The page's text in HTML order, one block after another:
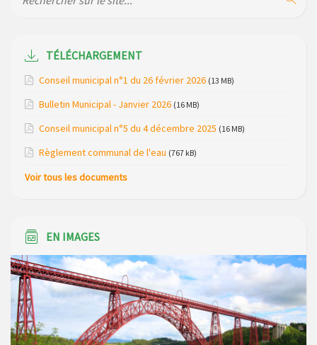
du mois de avril 2026
bungalows bois, ses chalets et sa piscine
Réunion d’installation du nouveau conseil municipal à
Campagne de collecte des plastiques agricoles le 22 avril
TÉLÉCHARGEMENT
Conseil municipal n°1 du 26 février 2026 (13 MB)
Bulletin Municipal - Janvier 2026 (16 MB)
Conseil municipal n°5 du 4 décembre 2025 (16 MB)
Règlement communal de l'eau (767 kB)
Voir tous les documents
EN IMAGES